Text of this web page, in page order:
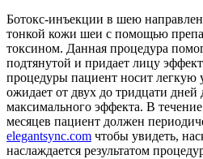
Ботокс-инъекции в шею
тонкой кожи шеи с помощью
токсином. Данная процедура
подтянутой и придает лицу
процедуры пациент носит
ожидает от двух до тридцати дней
максимального эффекта. В
месяцев пациент должен
elegantsync.com чтобы увидеть,
наслаждается результатом